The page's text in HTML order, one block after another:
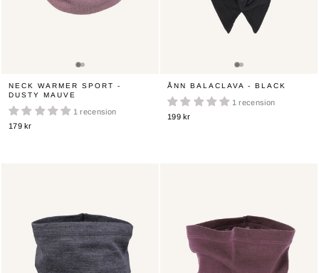
NECK WARMER SPORT -
DUSTY MAUVE
1 recension
179 kr
ÅNN BALACLAVA - BLACK
1 recension
199 kr